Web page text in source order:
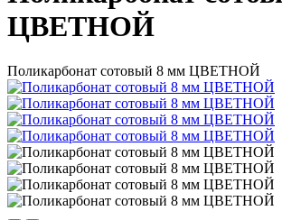
ЦВЕТНОЙ
Поликарбонат сотовый 8 мм ЦВЕТНОЙ